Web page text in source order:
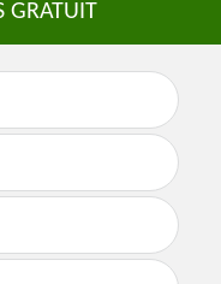
GRATUIT